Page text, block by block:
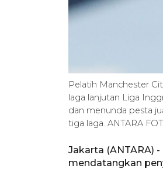
Pelatih Manchester
laga lanjutan Liga
dan menunda pesta
tiga laga. ANTARA
Jakarta (ANTARA)
mendatangkan